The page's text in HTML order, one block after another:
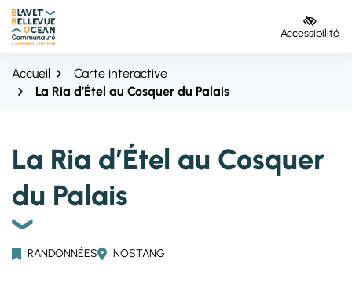
Aller
navigation
Aller
au
contenu
Aller
au
pied
page
Accessibilité
Accueil
Carte interactive
La Ria d’Étel au Cosquer du Palais
La Ria d’Étel au Cosquer
du Palais
RANDONNÉES NOSTANG